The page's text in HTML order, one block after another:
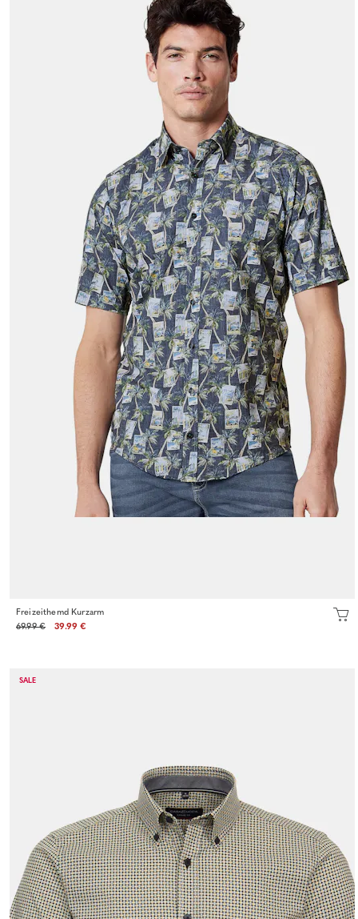
Freizeithemd Kurzarm
69.99 €
39.99 €
SALE